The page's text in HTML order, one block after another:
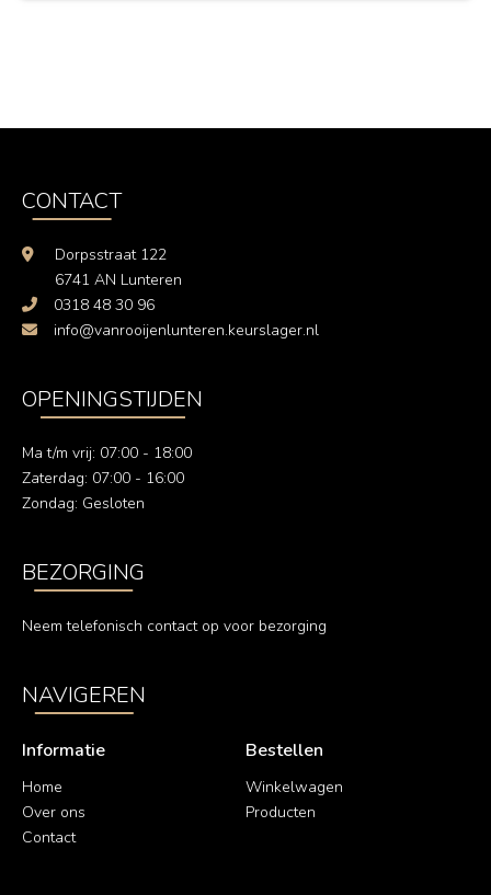
CONTACT
Dorpsstraat 122
6741 AN Lunteren
0318 48 30 96
info@vanrooijenlunteren.keurslager.nl
OPENINGSTIJDEN
Ma t/m vrij: 07:00 - 18:00
Zaterdag: 07:00 - 16:00
Zondag: Gesloten
BEZORGING
Neem telefonisch contact op voor bezorging
NAVIGEREN
Informatie
Home
Over ons
Contact
Bestellen
Winkelwagen
Producten